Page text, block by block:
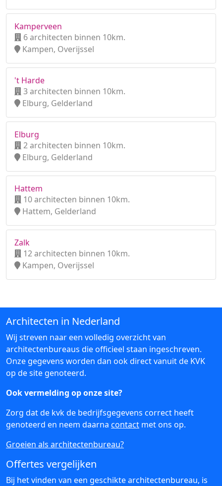
Kamperveen
6 architecten binnen 10km.
Kampen, Overijssel
't Harde
3 architecten binnen 10km.
Elburg, Gelderland
Elburg
2 architecten binnen 10km.
Elburg, Gelderland
Hattem
10 architecten binnen 10km.
Hattem, Gelderland
Zalk
12 architecten binnen 10km.
Kampen, Overijssel
Architecten in Nederland
Wij streven naar een volledig overzicht van
architectenbureaus die officieel staan ingeschreven.
Onze gegevens worden dan ook direct vanuit de KVK
op de site genoteerd.
Ook vermelding op onze site?
Zorg dat de kvk de bedrijfsgegevens correct heeft
genoteerd en neem daarna contact met ons op.
Groeien als architectenbureau?
Offertes vergelijken
Bij het vinden van een geschikte architectenbureau, is